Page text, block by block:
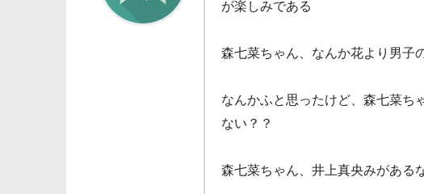
が楽しみである
森七菜ちゃん、なんか花より男子
なんかふと思ったけど、森七菜ち
ない？？
森七菜ちゃん、井上真央みがある